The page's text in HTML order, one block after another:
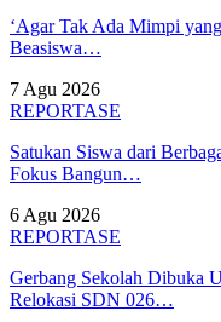
‘Agar Tak Ada Mimpi
Beasiswa…
7 Agu 2026
REPORTASE
Satukan Siswa dari
Fokus Bangun…
6 Agu 2026
REPORTASE
Gerbang Sekolah Dibuka
Relokasi SDN 026…